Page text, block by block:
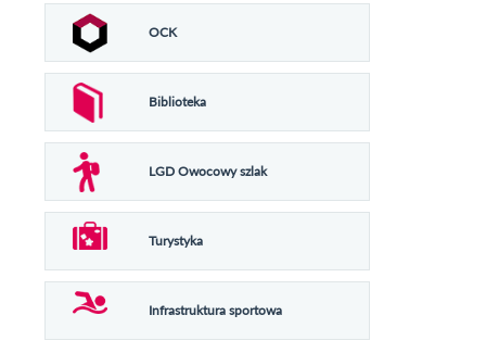
OCK
Biblioteka
LGD Owocowy szlak
Turystyka
Infrastruktura sportowa